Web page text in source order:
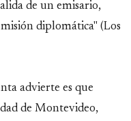
de un emisario,
diplomática" (Los
advierte es que
de Montevideo,